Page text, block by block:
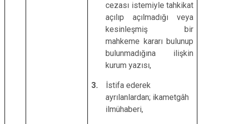
cezası istemiyle tahkikat
açılıp açılmadığı veya
kesinleşmiş bir
mahkeme kararı bulunup
bulunmadığına ilişkin
kurum yazısı,
3. İstifa ederek
ayrılanlardan; ikametgâh
ilmühaberi,